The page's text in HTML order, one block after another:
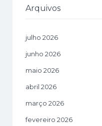
Arquivos
julho 2026
junho 2026
maio 2026
abril 2026
março 2026
fevereiro 2026